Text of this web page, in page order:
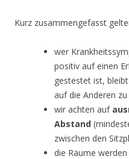
Kurz zusammengefasst
wer
positiv auf einen
gestestet ist,
auf die Anderen zu
wir achten auf
Abstand
zwischen den
die Räume werden